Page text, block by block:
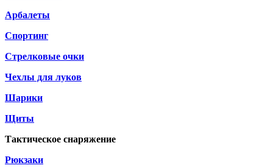
Арбалеты
Спортинг
Стрелковые очки
Чехлы для луков
Шарики
Щиты
Тактическое снаряжение
Рюкзаки